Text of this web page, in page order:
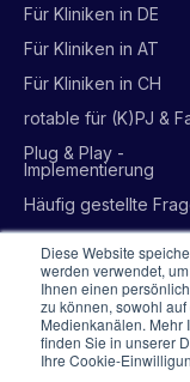
Diese Website
werden verwendet,
Ihnen einen
zu können, sowohl
Medienkanälen. Mehr
finden Sie in unserer
Ihre Cookie-
Für Kliniken in DE
Für Kliniken in AT
Für Kliniken in CH
rotable für (K)PJ &
Plug & Play -
Implementierung
Häufig gestellte
INFO
Kontakt
Impressum